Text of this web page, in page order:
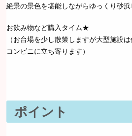
絶景の景色を堪能しながらゆっくり砂
お飲み物など購入タイム★
（お台場を少し散策しますが大型施設
コンビニに立ち寄ります）
ポイント